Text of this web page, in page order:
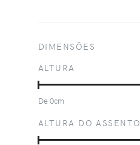
DIMENSÕES
ALTURA
De0cm
ALTURA DO ASSENTO